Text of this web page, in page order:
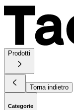
Prodotti
Torna indietro
Categorie